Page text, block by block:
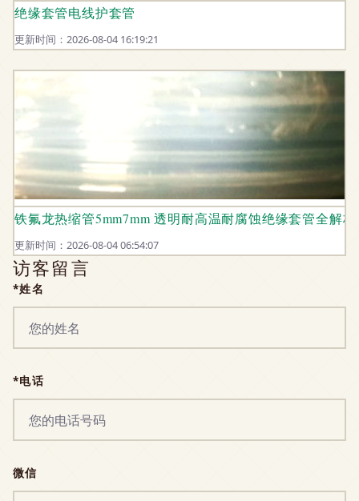
绝缘套管电线护套管
更新时间：2026-08-04 16:19:21
铁氟龙热缩管5mm7mm 透明耐高温耐腐蚀绝缘套管全解析
更新时间：2026-08-04 06:54:07
访客留言
*姓名
*电话
微信